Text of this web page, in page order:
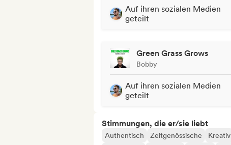
Auf ihren sozialen Medien
geteilt
Green Grass Grows
Bobby
Auf ihren sozialen Medien
geteilt
Stimmungen, die er/sie liebt
Authentisch Zeitgenössische Kreativ